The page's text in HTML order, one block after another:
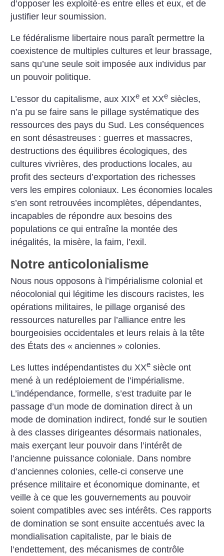
d’opposer les exploité·es entre elles et eux, et de
justifier leur soumission.
Le fédéralisme libertaire nous paraît permettre la
coexistence de multiples cultures et leur brassage,
sans qu’une seule soit imposée aux individus par
un pouvoir politique.
L’essor du capitalisme, aux XIXe et XXe siècles,
n’a pu se faire sans le pillage systématique des
ressources des pays du Sud. Les conséquences
en sont désastreuses : guerres et massacres,
destructions des équilibres écologiques, des
cultures vivrières, des productions locales, au
profit des secteurs d’exportation des richesses
vers les empires coloniaux. Les économies locales
s’en sont retrouvées incomplètes, dépendantes,
incapables de répondre aux besoins des
populations ce qui entraîne la montée des
inégalités, la misère, la faim, l’exil.
Notre anticolonialisme
Nous nous opposons à l’impérialisme colonial et
néocolonial qui légitime les discours racistes, les
opérations militaires, le pillage organisé des
ressources naturelles par l’alliance entre les
bourgeoisies occidentales et leurs relais à la tête
des États des « anciennes » colonies.
Les luttes indépendantistes du XXe siècle ont
mené à un redéploiement de l’impérialisme.
L’indépendance, formelle, s’est traduite par le
passage d’un mode de domination direct à un
mode de domination indirect, fondé sur le soutien
à des classes dirigeantes désormais nationales,
mais exerçant leur pouvoir dans l’intérêt de
l’ancienne puissance coloniale. Dans nombre
d’anciennes colonies, celle-ci conserve une
présence militaire et économique dominante, et
veille à ce que les gouvernements au pouvoir
soient compatibles avec ses intérêts. Ces rapports
de domination se sont ensuite accentués avec la
mondialisation capitaliste, par le biais de
l’endettement, des mécanismes de contrôle